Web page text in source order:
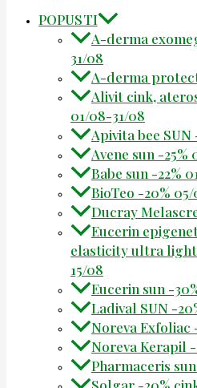
POPUSTI
A-derma
31/08
A-derma
Alivit cink,
01/08-31/08
Apivita bee
Avene sun -25%
Babe sun -22%
BioTeo -20%
Ducray
Eucerin
elasticity ultra
15/08
Eucerin sun -
Ladival SUN -
Noreva Exfoliac
Noreva Kerapil -
Pharmaceris
Solgar -20%